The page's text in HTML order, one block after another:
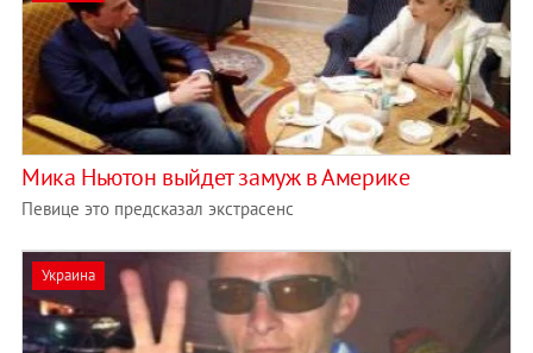
Мика Ньютон выйдет замуж в Америке
Певице это предсказал экстрасенс
Украина